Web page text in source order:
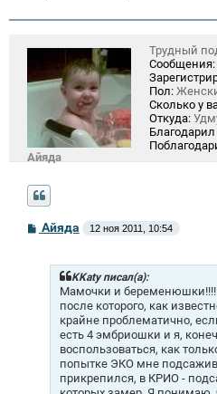
е
Айяда
Трудный
Сообщения:
Пол:
Сколько у
Откуда:
Благодарил
С
о
Айяда 12 ноя 2011, 10:54
KKaty писал(а):
Мамочки и беременюшки!!!!
после которого, как
крайне проблематично,
есть 4 эмбриошки и я,
воспользоваться, как
попытке ЭКО мне
прикрепился, в КРИО -